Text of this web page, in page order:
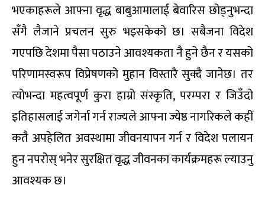
भएकाहरूले आफ्ना वृद्ध बाबुआमालाई बेवारिस छोड्नुभन्दा
सँगै लैजाने प्रचलन सुरु भइसकेको छ। सबैजना विदेश
गएपछि देशमा पैसा पठाउने आवश्यकता नै हुने छैन र यसको
परिणामस्वरूप विप्रेषणको मुहान विस्तारै सुक्दै जानेछ। तर
त्योभन्दा महत्वपूर्ण कुरा हाम्रो संस्कृति, परम्परा र जिउँदो
इतिहासलाई जगेर्ना गर्न राज्यले आफ्ना ज्येष्ठ नागरिकले कहीं
कतै अपहेलित अवस्थामा जीवनयापन गर्न र विदेश पलायन
हुन नपरोस् भनेर सुरक्षित वृद्ध जीवनका कार्यक्रमहरू ल्याउनु
आवश्यक छ।